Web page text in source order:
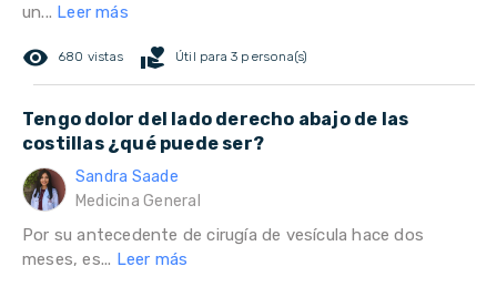
un... Leer más
remove_red_eye 680 vistas volunteer_activism Útil para 3 persona(s)
Tengo dolor del lado derecho abajo de las
costillas ¿qué puede ser?
Sandra Saade
Medicina General
Por su antecedente de cirugía de vesícula hace dos
meses, es... Leer más